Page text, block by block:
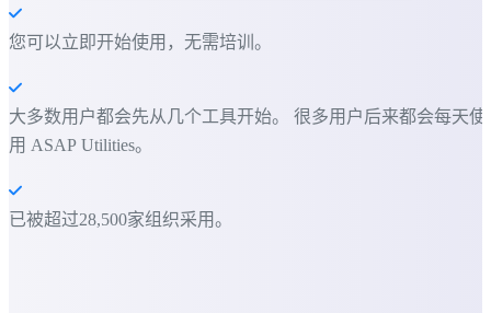
您可以立即开始使用，无需培训。
大多数用户都会先从几个工具开始。 很多用户后来都会每天使
用 ASAP Utilities。
已被超过28,500家组织采用。